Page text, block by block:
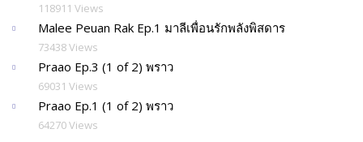
118911 Views
Malee Peuan Rak Ep.1 มาลีเพื่อนรักพลังพิสดาร
73438 Views
Praao Ep.3 (1 of 2) พราว
69031 Views
Praao Ep.1 (1 of 2) พราว
64270 Views